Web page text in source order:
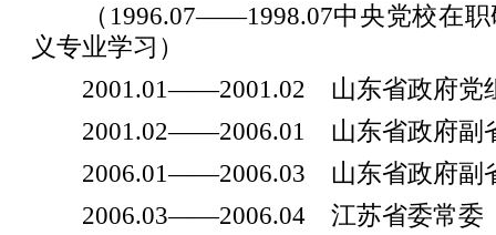
（1996.07——1998.07中央党校在职
义专业学习）
2001.01——2001.02 山东省政府党
2001.02——2006.01 山东省政府副
2006.01——2006.03 山东省政府副
2006.03——2006.04 江苏省委常委